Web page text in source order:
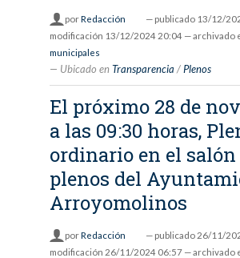
porRedacción — publicado 13/12/
modificación 13/12/2024 20:04 — archivado
municipales
Ubicado en Transparencia /Plenos
El próximo 28 de
a las 09:30 horas,
ordinario en el salón
plenos del
Arroyomolinos
porRedacción — publicado 26/11/
modificación 26/11/2024 06:57 — archivado